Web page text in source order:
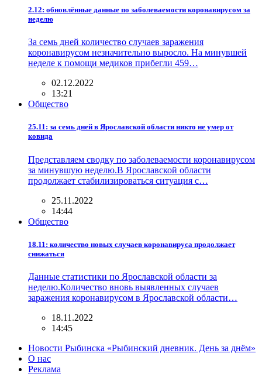
2.12: обновлённые данные по заболеваемости коронавирусом за
неделю
За семь дней количество случаев заражения
коронавирусом незначительно выросло. На минувшей
неделе к помощи медиков прибегли 459…
02.12.2022
13:21
Общество
25.11: за семь дней в Ярославской области никто не умер от
ковида
Представляем сводку по заболеваемости коронавирусом
за минувшую неделю.В Ярославской области
продолжает стабилизироваться ситуация с…
25.11.2022
14:44
Общество
18.11: количество новых случаев коронавируса продолжает
снижаться
Данные статистики по Ярославской области за
неделю.Количество вновь выявленных случаев
заражения коронавирусом в Ярославской области…
18.11.2022
14:45
Новости Рыбинска «Рыбинский дневник. День за днём»
О нас
Реклама